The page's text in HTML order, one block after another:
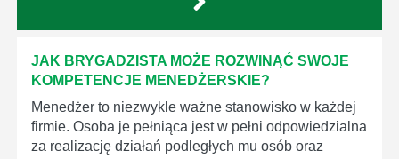
JAK BRYGADZISTA MOŻE ROZWINĄĆ SWOJE
KOMPETENCJE MENEDŻERSKIE?
Menedżer to niezwykle ważne stanowisko w każdej
firmie. Osoba je pełniąca jest w pełni odpowiedzialna
za realizację działań podległych mu osób oraz